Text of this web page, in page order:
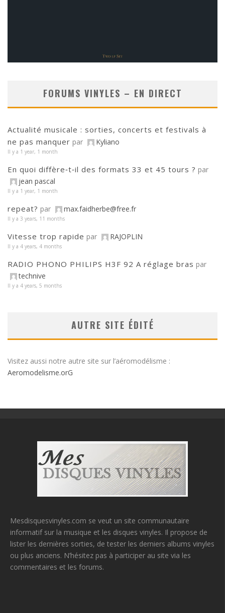
FORUMS VINYLES – EN DIRECT
Actualité musicale : sorties, concerts et festivals à
ne pas manquer par Kyliano
Il y a 1 year, 1 month
En quoi diffère‑t‑il des formats 33 et 45 tours ? par
jean pascal
Il y a 1 year, 1 month
repeat? par max.faidherbe@free.fr
Il y a 3 years, 11 months
Vitesse trop rapide par RAJOPLIN
Il y a 4 years, 4 months
RADIO PHONO PHILIPS H3F 92 A réglage bras par
technive
Il y a 4 years, 5 months
AUTRE SITE ÉDITÉ
Visitez aussi notre autre site sur l’aéromodélisme :
Aeromodelisme.orG
Mesdisquesvinyles.com se veut un site communautaire
informatif sur la musique et les disques vinyles. Il propose de
lister les dernières sorties, de tester les derniers albums vinyles
ou plus anciens. N’hésitez pas à participer au site via les
commentaires et les forums.